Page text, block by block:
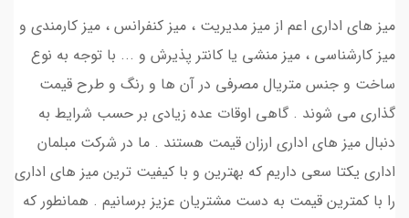
میز های اداری اعم از میز مدیریت ، میز کنفرانس ، میز کارمندی و
میز کارشناسی ، میز منشی یا کانتر پذیرش و ... با توجه به نوع
ساخت و جنس متریال مصرفی در آن ها و رنگ و طرح قیمت
گذاری می شوند . گاهی اوقات عده زیادی بر حسب شرایط به
دنبال میز های اداری ارزان قیمت هستند . ما در شرکت مبلمان
اداری یکتا سعی داریم که بهترین و با کیفیت ترین میز های اداری
را با کمترین قیمت به دست مشتریان عزیز برسانیم . همانطور که